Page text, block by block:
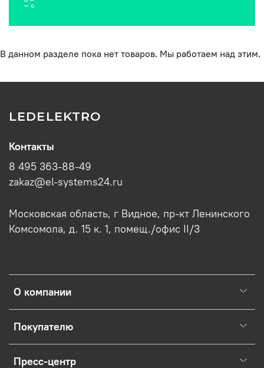
В данном разделе пока нет товаров. Мы работаем над этим.
LEDELEKTRO
О компании
Покупателю
Пресс-центр
Контакты
8 495 363-88-49
zakaz@el-systems24.ru
Московская область, г Видное, пр-кт Ленинского
Комсомола, д. 15 к. 1, помещ./офис II/3